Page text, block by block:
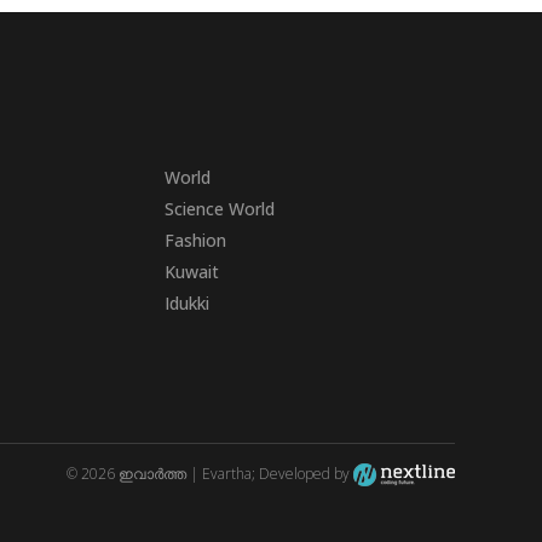
World
Science World
Fashion
Kuwait
Idukki
© 2026 ഇവാർത്ത | Evartha; Developed by